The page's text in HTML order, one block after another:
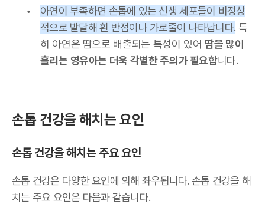
아연이 부족하면 손톱에 있는 신생 세포들이 비정상
적으로 발달해 흰 반점이나 가로줄이 나타납니다. 특
히 아연은 땀으로 배출되는 특성이 있어 땀을 많이
흘리는 영유아는 더욱 각별한 주의가 필요합니다.
손톱 건강을 해치는 요인
손톱 건강을 해치는 주요 요인
손톱 건강은 다양한 요인에 의해 좌우됩니다. 손톱 건강을 해
치는 주요 요인은 다음과 같습니다.